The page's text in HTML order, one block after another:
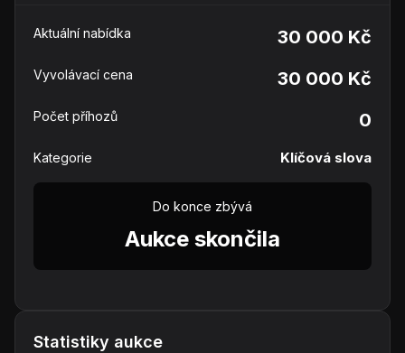
Aktuální nabídka 30 000 Kč
Vyvolávací cena 30 000 Kč
Počet příhozů 0
Kategorie Klíčová slova
Do konce zbývá
Aukce skončila
Statistiky aukce